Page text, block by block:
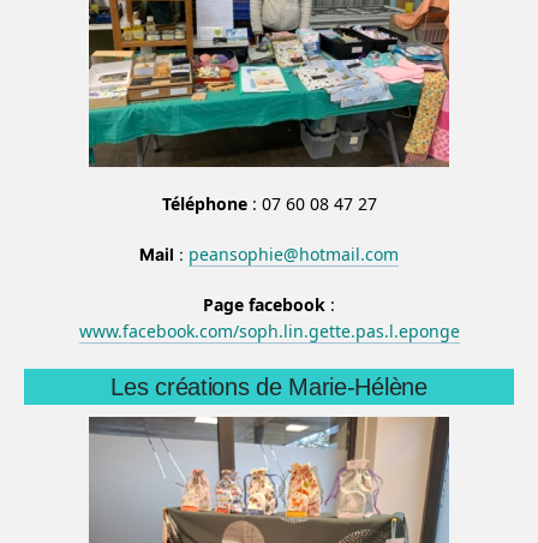
Téléphone: 07 60 08 47 27
Mail : peansophie@hotmail.com
Page facebook :
www.facebook.com/soph.lin.gette.pas.l.eponge
Les créations de Marie-Hélène